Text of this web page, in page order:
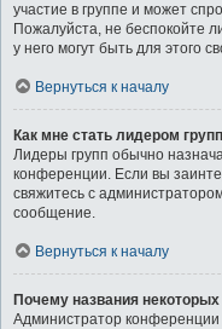
участие в группе и может
Пожалуйста, не беспокойте
у него могут быть для этого
Вернуться к началу
Как мне стать лидером
Лидеры групп обычно
конференции. Если вы
свяжитесь с
сообщение.
Вернуться к началу
Почему названия
Администратор конференции